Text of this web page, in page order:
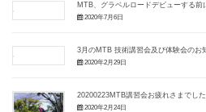
MTB、グラベルロードデビューする前
2020年7月6日
3月のMTB 技術講習会及び体験会のお
2020年2月29日
20200223MTB講習会お疲れさまでした
2020年2月24日